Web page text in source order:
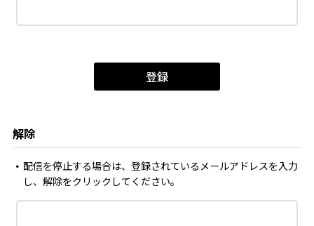
登録
解除
配信を停止する場合は、登録されているメールアドレスを入力
し、解除をクリックしてください。